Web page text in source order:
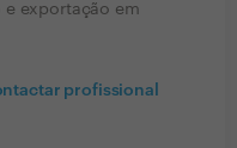
exportação em
profissional